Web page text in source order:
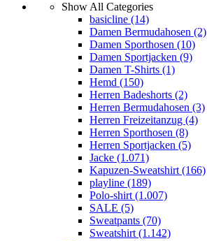
Show All Categories
basicline (14)
Damen Bermudahosen (2)
Damen Sporthosen (10)
Damen Sportjacken (9)
Damen T-Shirts (1)
Hemd (150)
Herren Badeshorts (2)
Herren Bermudahosen (3)
Herren Freizeitanzug (4)
Herren Sporthosen (8)
Herren Sportjacken (5)
Jacke (1.071)
Kapuzen-Sweatshirt(166)
playline (189)
Polo-shirt(1.007)
SALE (5)
Sweatpants (70)
Sweatshirt(1.142)